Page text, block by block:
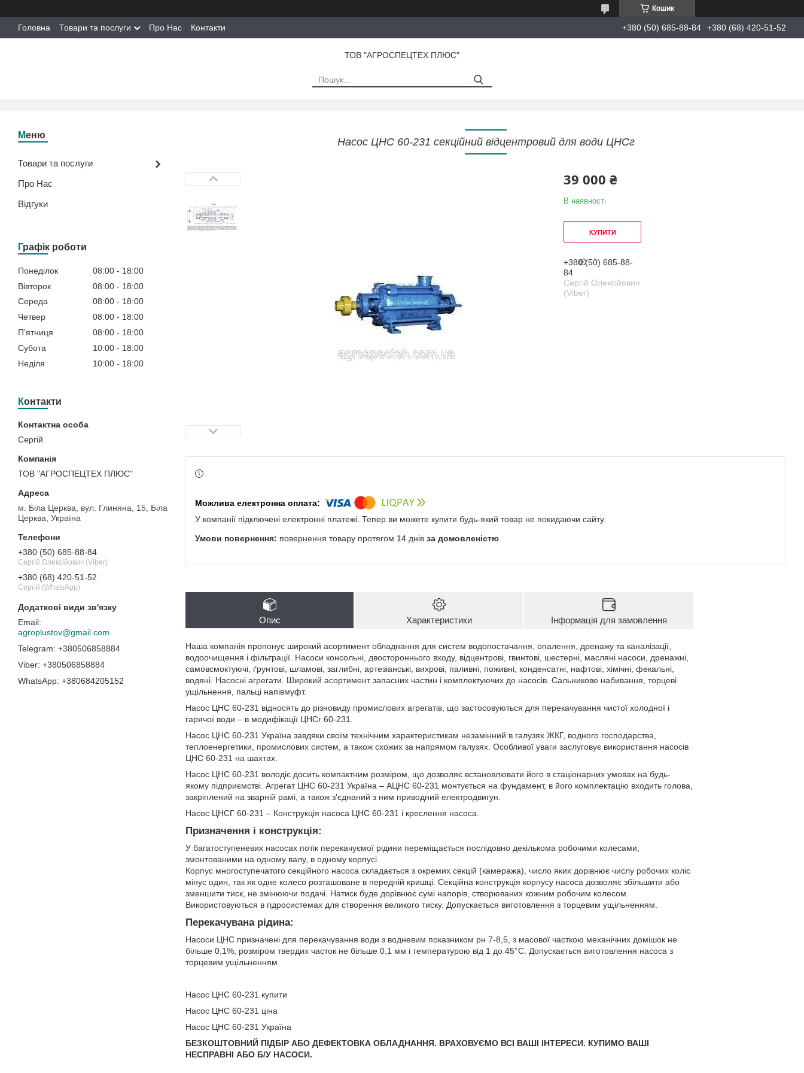
Кошик
Головна Товари та послуги Про Нас Контакти +380 (50) 685-88-84 +380 (68) 420-51-52
ТОВ "АГРОСПЕЦТЕХ ПЛЮС"
Товари та послуги
Про Нас
Відгуки
Графік роботи
Понеділок 08:00
18:00
Вівторок
08:00
18:00
Середа
08:00
18:00
Четвер
08:00
18:00
Пʼятниця
08:00
18:00
Субота
10:00
18:00
Неділя
10:00 18:00
Контакти
Сергій
ТОВ "АГРОСПЕЦТЕХ ПЛЮС"
м. Біла Церква, вул. Глиняна, 15, Біла
Церква, Україна
+380 (50) 685-88-84
Сергій Олексійович (Viber)
+380 (68) 420-51-52
Сергій (WhatsApp)
agroplustov@gmail.com
+380506858884
+380506858884
+380684205152
Насос ЦНС 60-231 секційний відцентровий для води ЦНСг
39 000 ₴
В наявності
КУПИТИ
+380 (50) 685-88-
84
Сергій Олексійович
(Viber)
У компанії підключені електронні платежі. Тепер ви можете купити будь-який товар не покидаючи сайту.
повернення товару протягом 14 днів за домовленістю
Опис Характеристики Інформація для замовлення
Наша компанія пропонує широкий асортимент обладнання для систем водопостачання, опалення, дренажу та каналізації,
водоочищення і фільтрації. Насоси консольні, двостороннього входу, відцентрові, гвинтові, шестерні, масляні насоси, дренажні,
самовсмоктуючі, ґрунтові, шламові, заглибні, артезіанські, вихрові, паливні, поживні, конденсатні, нафтові, хімічні, фекальні,
водяні. Насосні агрегати. Широкий асортимент запасних частин і комплектуючих до насосів. Сальникове набивання, торцеві
ущільнення, пальці напівмуфт.
Насос ЦНС 60-231 відносять до різновиду промислових агрегатів, що застосовуються для перекачування чистої холодної і
гарячої води – в модифікації ЦНСг 60-231.
Насос ЦНС 60-231 Україна завдяки своїм технічним характеристикам незамінний в галузях ЖКГ, водного господарства,
теплоенергетики, промислових систем, а також схожих за напрямом галузях. Особливої уваги заслуговує використання насосів
ЦНС 60-231 на шахтах.
Насос ЦНС 60-231 володіє досить компактним розміром, що дозволяє встановлювати його в стаціонарних умовах на будь-
якому підприємстві. Агрегат ЦНС 60-231 Україна – АЦНС 60-231 монтується на фундамент, в його комплектацію входить голова,
закріплений на зварній рамі, а також з'єднаний з ним приводний електродвигун.
Насос ЦНСГ 60-231 – Конструкція насоса ЦНС 60-231 і креслення насоса.
Призначення і конструкція:
У багатоступеневих насосах потік перекачуємої рідини переміщається послідовно декількома робочими колесами,
змонтованими на одному валу, в одному корпусі.
Корпус многоступечатого секційного насоса складається з окремих секцій (камеража), число яких дорівнює числу робочих коліс
мінус один, так як одне колесо розташоване в передній кришці. Секційна конструкція корпусу насоса дозволяє збільшити або
зменшити тиск, не змінюючи подачі. Натиск буде дорівнює сумі напорів, створюваних кожним робочим колесом.
Використовуються в гідросистемах для створення великого тиску. Допускається виготовлення з торцевим ущільненням.
Перекачувана рідина:
Насоси ЦНС призначені для перекачування води з водневим показником рн 7-8,5, з масової часткою механічних домішок не
більше 0,1%, розміром твердих часток не більше 0,1 мм і температурою від 1 до 45°С. Допускається виготовлення насоса з
торцевим ущільненням.
Насос ЦНС 60-231 купити
Насос ЦНС 60-231 ціна
Насос ЦНС 60-231 Україна
БЕЗКОШТОВНИЙ ПІДБІР АБО ДЕФЕКТОВКА ОБЛАДНАННЯ. ВРАХОВУЄМО ВСІ ВАШІ ІНТЕРЕСИ. КУПИМО ВАШІ
НЕСПРАВНІ АБО Б/У НАСОСИ.